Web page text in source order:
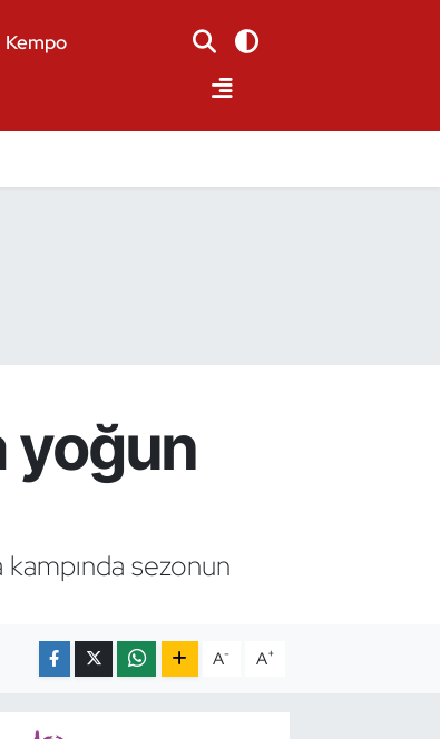
Kempo
yoğun
sezonun
A- A+